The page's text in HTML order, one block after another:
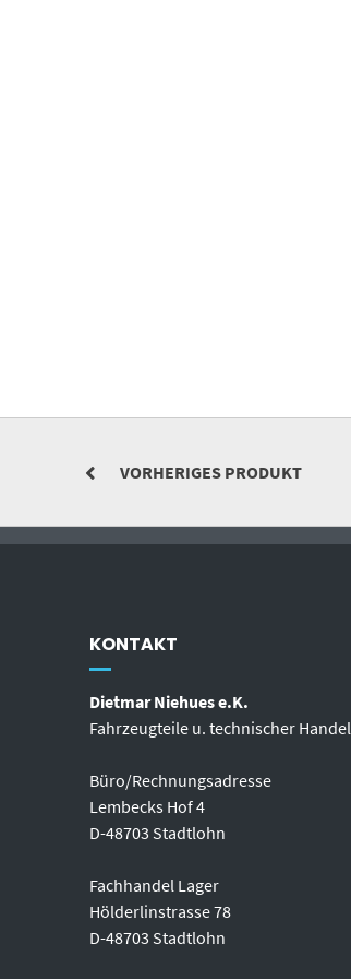
VORHERIGES PRODUKT
KONTAKT
Dietmar Niehues e.K.
Fahrzeugteile u. technischer Handel
Büro/Rechnungsadresse
Lembecks Hof 4
D-48703 Stadtlohn
Fachhandel Lager
Hölderlinstrasse 78
D-48703 Stadtlohn